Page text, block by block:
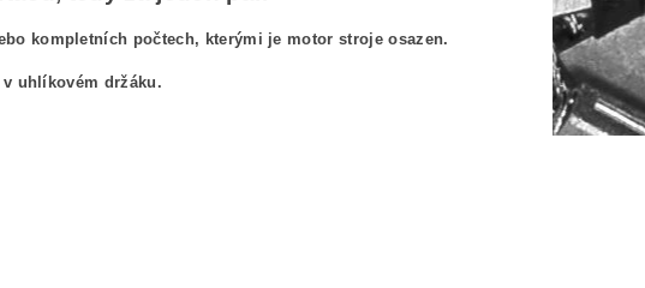
kompletních počtech, kterými je motor stroje osazen.
uhlíkovém držáku.